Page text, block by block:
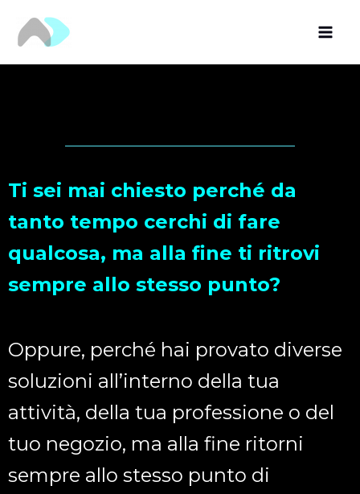
Ti sei mai chiesto perché da
tanto tempo cerchi di fare
qualcosa, ma alla fine ti ritrovi
sempre allo stesso punto?
Oppure, perché hai provato diverse
soluzioni all’interno della tua
attività, della tua professione o del
tuo negozio, ma alla fine ritorni
sempre allo stesso punto di